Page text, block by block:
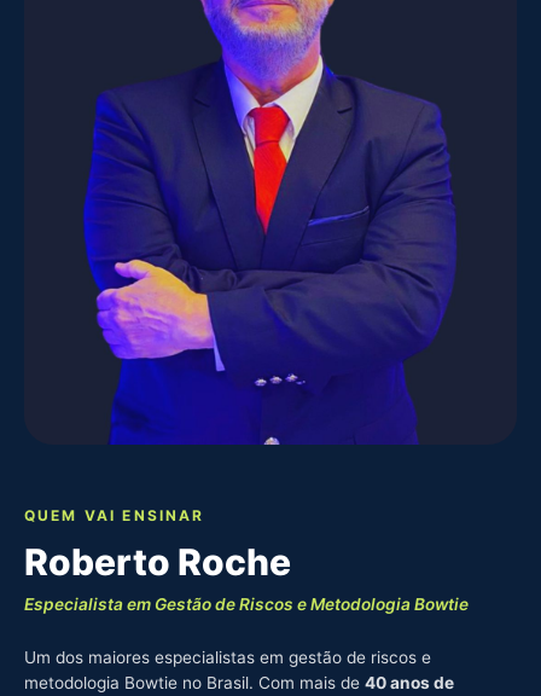
QUEM VAI ENSINAR
Roberto Roche
Especialista em Gestão de Riscos e Metodologia Bowtie
Um dos maiores especialistas em gestão de riscos e
metodologia Bowtie no Brasil. Com mais de 40 anos de